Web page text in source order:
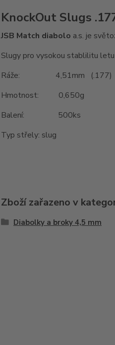
KnockOut Slugs
JSB Match diabolo a.s. je
Slugy pro vysokou stablilitu
Ráže: 4,51mm
Hmotnost:
Balení: 500ks
Typ střely: slug
Zboží zařazeno v
Diabolky a broky 4,5 mm